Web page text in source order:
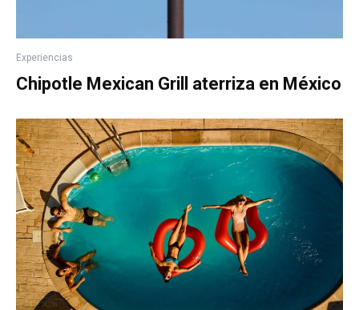
Experiencias
Chipotle Mexican Grill aterriza en México